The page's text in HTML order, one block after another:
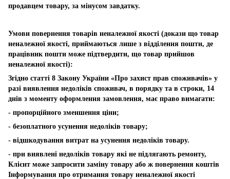
продавцем товару, за мінусом завдатку.
Умови повернення товарів неналежної якості (докази що товар
неналежної якості, приймаються лише з відділення пошти, де
працівник пошти може підтвердити, що товар прийшов
неналежної якості):
Згідно статті 8 Закону України «Про захист прав споживачів» у
разі виявлення недоліків споживач, в порядку та в строки, 14
днів з моменту оформлення замовлення, має право вимагати:
- пропорційного зменшення ціни;
- безоплатного усунення недоліків товару;
- відшкодування витрат на усунення недоліків товару.
- при виявлені недоліків товару які не підлягають ремонту,
Клієнт може запросити заміну товару або ж повернення коштів
Інформування про отримання товару неналежної якості